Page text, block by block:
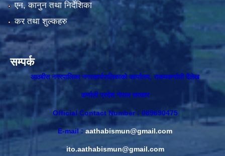
एन, कानुन तथा निर्देशिका
कर तथा शुल्कहरु
सम्पर्क
आठबीस नगरपालिका नगरकार्यपालिकाकाे कार्यालय, राकमकर्णाली दैलेख
कर्णाली प्रदेश नेपाल सरकार
Official Contact Number : 089690475
E-mail : aathabismun@gmail.com
ito.aathabismun@gmail.com